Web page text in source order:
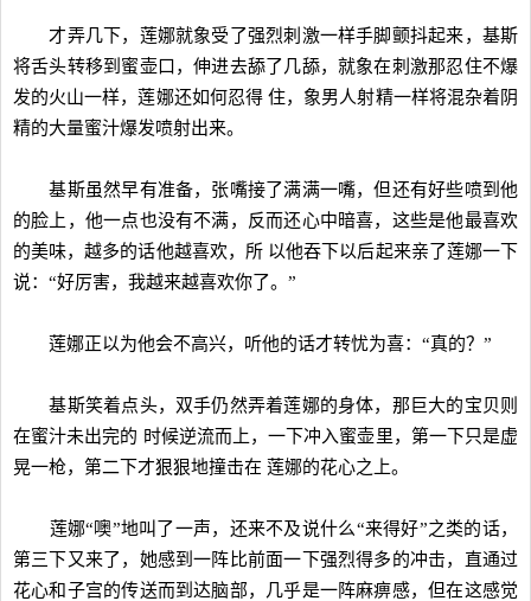
才弄几下，莲娜就象受了强烈刺激一样手脚颤抖起来，基斯
将舌头转移到蜜壶口，伸进去舔了几舔，就象在刺激那忍住不爆
发的火山一样，莲娜还如何忍得 住，象男人射精一样将混杂着阴
精的大量蜜汁爆发喷射出来。
基斯虽然早有准备，张嘴接了满满一嘴，但还有好些喷到他
的脸上，他一点也没有不满，反而还心中暗喜，这些是他最喜欢
的美味，越多的话他越喜欢，所 以他吞下以后起来亲了莲娜一下
说：“好厉害，我越来越喜欢你了。”
莲娜正以为他会不高兴，听他的话才转忧为喜：“真的？”
基斯笑着点头，双手仍然弄着莲娜的身体，那巨大的宝贝则
在蜜汁未出完的 时候逆流而上，一下冲入蜜壶里，第一下只是虚
晃一枪，第二下才狠狠地撞击在 莲娜的花心之上。
莲娜“噢”地叫了一声，还来不及说什么“来得好”之类的话，
第三下又来了，她感到一阵比前面一下强烈得多的冲击，直通过
花心和子宫的传送而到达脑部，几乎是一阵麻痹感，但在这感觉